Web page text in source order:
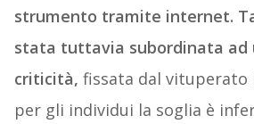
strumento tramite internet.
stata tuttavia subordinata ad
criticità, fissata dal vituperato
per gli individui la soglia è